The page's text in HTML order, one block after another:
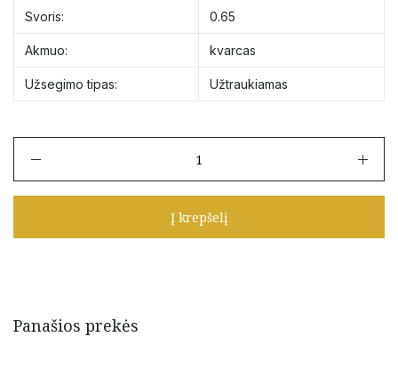
Svoris: 0.65
Akmuo: kvarcas
Užsegimo tipas: Užtraukiamas
Užtraukiama
kvarcu
Į krepšelį
Panašios prekės